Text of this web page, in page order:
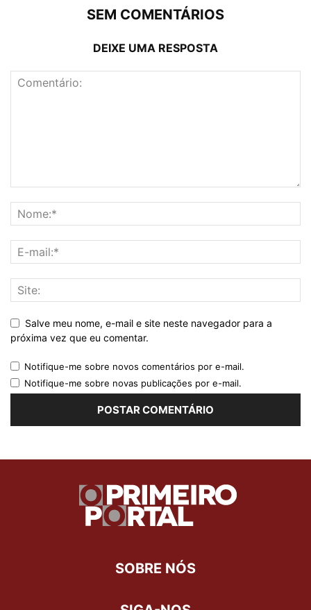
SEM COMENTÁRIOS
DEIXE UMA RESPOSTA
Salve meu nome, e-mail e site neste navegador para a
próxima vez que eu comentar.
Notifique-me sobre novos comentários por e-mail.
Notifique-me sobre novas publicações por e-mail.
SOBRE NÓS